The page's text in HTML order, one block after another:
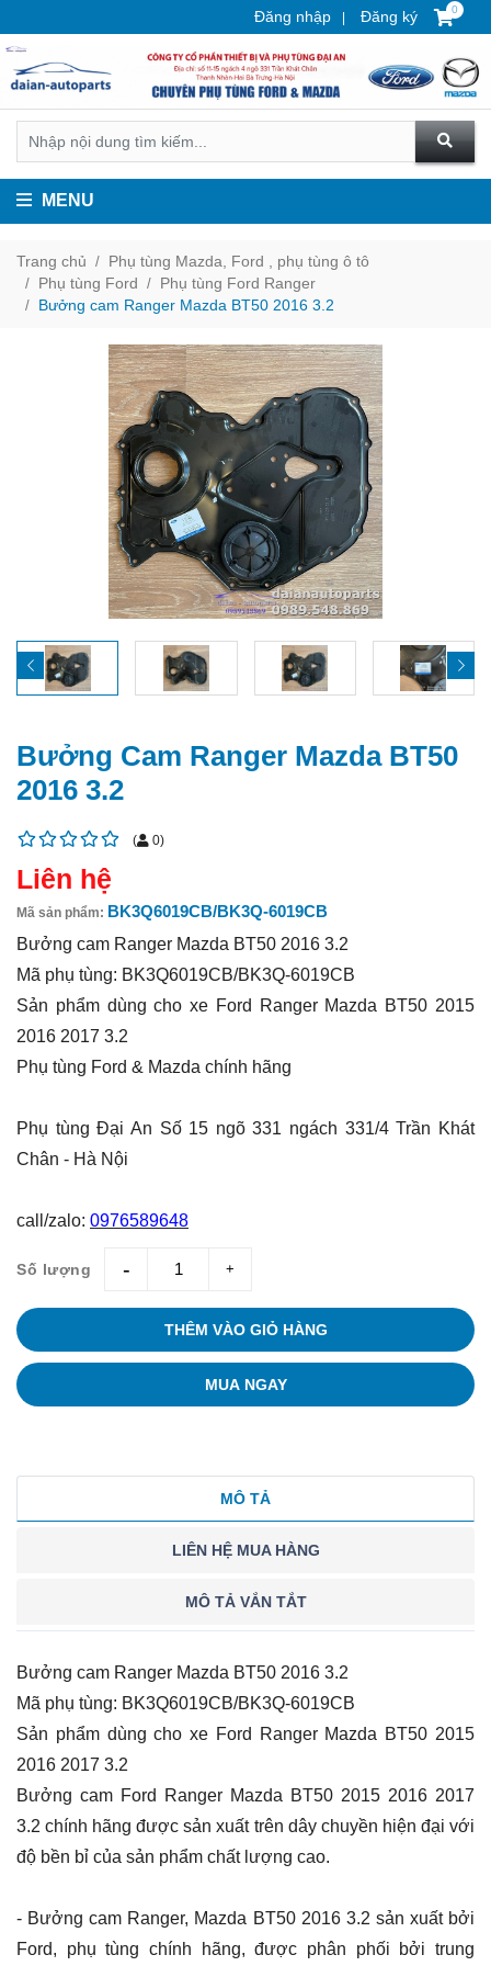
Đăng nhập Đăng ký 0
MENU
Trang chủ
Phụ tùng Mazda, Ford , phụ tùng ô tô
Phụ tùng Ford
Phụ tùng Ford Ranger
Bưởng cam Ranger Mazda BT50 2016 3.2
Bưởng Cam Ranger Mazda BT50
2016 3.2
( 0)
Liên hệ
Mã sản phẩm: BK3Q6019CB/BK3Q-6019CB
Bưởng cam Ranger Mazda BT50 2016 3.2
Mã phụ tùng: BK3Q6019CB/BK3Q-6019CB
Sản phẩm dùng cho xe Ford Ranger Mazda BT50 2015
2016 2017 3.2
Phụ tùng Ford & Mazda chính hãng
Phụ tùng Đại An Số 15 ngõ 331 ngách 331/4 Trần Khát
Chân - Hà Nội
call/zalo: 0976589648
Số lượng giam tang
THÊM VÀO GIỎ HÀNG
MUA NGAY
MÔ TẢ
LIÊN HỆ MUA HÀNG
MÔ TẢ VẮN TẮT
Bưởng cam Ranger Mazda BT50 2016 3.2
Mã phụ tùng: BK3Q6019CB/BK3Q-6019CB
Sản phẩm dùng cho xe Ford Ranger Mazda BT50 2015
2016 2017 3.2
Bưởng cam Ford Ranger Mazda BT50 2015 2016 2017
3.2 chính hãng được sản xuất trên dây chuyền hiện đại với
độ bền bỉ của sản phẩm chất lượng cao.
- Bưởng cam Ranger, Mazda BT50 2016 3.2 sản xuất bởi
Ford, phụ tùng chính hãng, được phân phối bởi trung